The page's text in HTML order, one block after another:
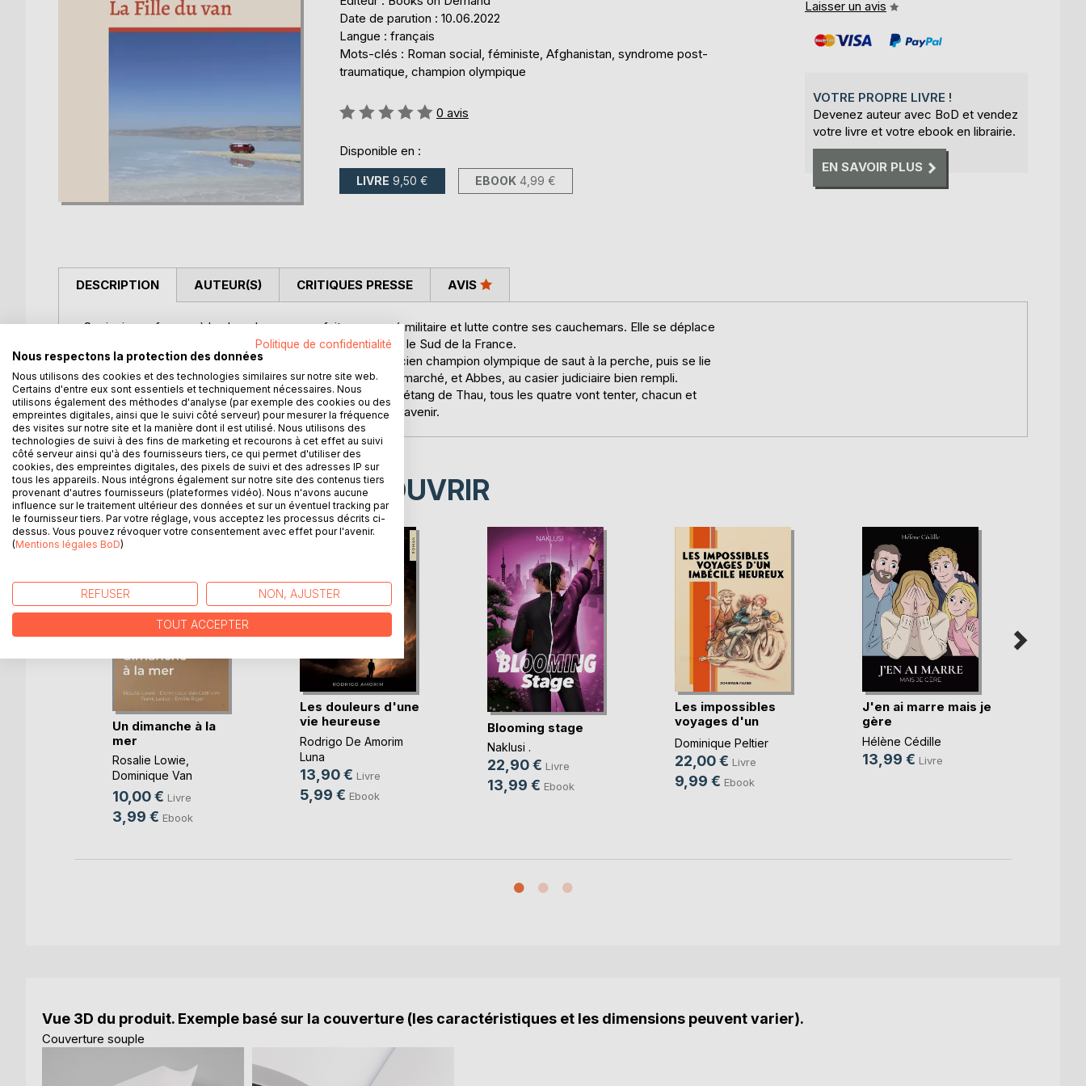
Date de parution : 10.06.2022
Langue : français
Mots-clés : Roman social, féministe, Afghanistan, syndrome post-
traumatique, champion olympique
Évaluation:
0 avis
Disponible en :
LIVRE 9,50 € EBOOK 4,99 €
Laisser un avis
VOTRE PROPRE LIVRE !
Devenez auteur avec BoD et vendez
votre livre et votre ebook en librairie.
EN SAVOIR PLUS
DESCRIPTION
Sonja, jeune femme à la chevelure rousse, fuit son passé militaire et lutte contre ses cauchemars. Elle se déplace
et dort dans un van, enchaîne les petits boulots, erre dans le Sud de la France.
Échouée à Mèze, dans l'Hérault, elle rencontre Pierre, ancien champion olympique de saut à la perche, puis se lie
d'amitié avec Sabine, qui la fait embaucher dans un supermarché, et Abbes, au casier judiciaire bien rempli.
Entre Mèze, Sète et Balaruc-les-Bains, sur les bords de l'étang de Thau, tous les quatre vont tenter, chacun et
ensemble, de s'inventer de nouveaux horizons, un nouvel avenir.
AUTEUR(S) CRITIQUES PRESSE AVIS
D’AUTRES TITRES À DÉCOUVRIR
Un dimanche à la
mer
Rosalie Lowie
Dominique Van
Cotthem, ...
10,00 € Livre
3,99 € Ebook
Les douleurs d'une
vie heureuse
Rodrigo De Amorim
Luna
13,90 € Livre
5,99 € Ebook
Blooming stage
Naklusi .
22,90 € Livre
13,99 € Ebook
Les impossibles
voyages d'un
imbéc(...)
Dominique Peltier
22,00 € Livre
9,99 € Ebook
J'en ai marre mais je
gère
Hélène Cédille
13,99 € Livre
Vue 3D du produit. Exemple basé sur la couverture (les caractéristiques et les dimensions peuvent varier).
Couverture souple
Politique de confidentialité
Nous respectons la protection des données
Nous utilisons des cookies et des technologies similaires sur notre site web.
Certains d'entre eux sont essentiels et techniquement nécessaires. Nous
utilisons également des méthodes d'analyse (par exemple des cookies ou des
empreintes digitales, ainsi que le suivi côté serveur) pour mesurer la fréquence
des visites sur notre site et la manière dont il est utilisé. Nous utilisons des
technologies de suivi à des fins de marketing et recourons à cet effet au suivi
côté serveur ainsi qu'à des fournisseurs tiers, ce qui permet d'utiliser des
cookies, des empreintes digitales, des pixels de suivi et des adresses IP sur
tous les appareils. Nous intégrons également sur notre site des contenus tiers
provenant d'autres fournisseurs (plateformes vidéo). Nous n'avons aucune
influence sur le traitement ultérieur des données et sur un éventuel tracking par
le fournisseur tiers. Par votre réglage, vous acceptez les processus décrits ci-
dessus. Vous pouvez révoquer votre consentement avec effet pour l'avenir.
(Mentions légales BoD)
REFUSER NON, AJUSTER
TOUT ACCEPTER